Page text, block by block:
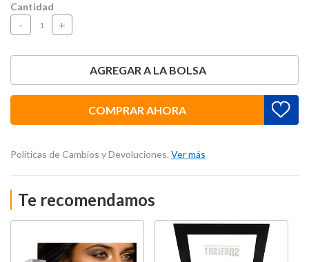
Cantidad
- +
AGREGAR A LA BOLSA
COMPRAR AHORA
Políticas de Cambios y Devoluciones. Ver más
Te recomendamos